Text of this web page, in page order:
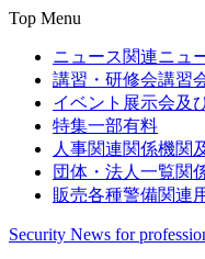
Top Menu
ニュース関連ニュ
講習・研修会講習
イベント 展示会及
特集一部有料
人事関連関係機関
団体・法人一覧関
販売各種警備関連
Security News for